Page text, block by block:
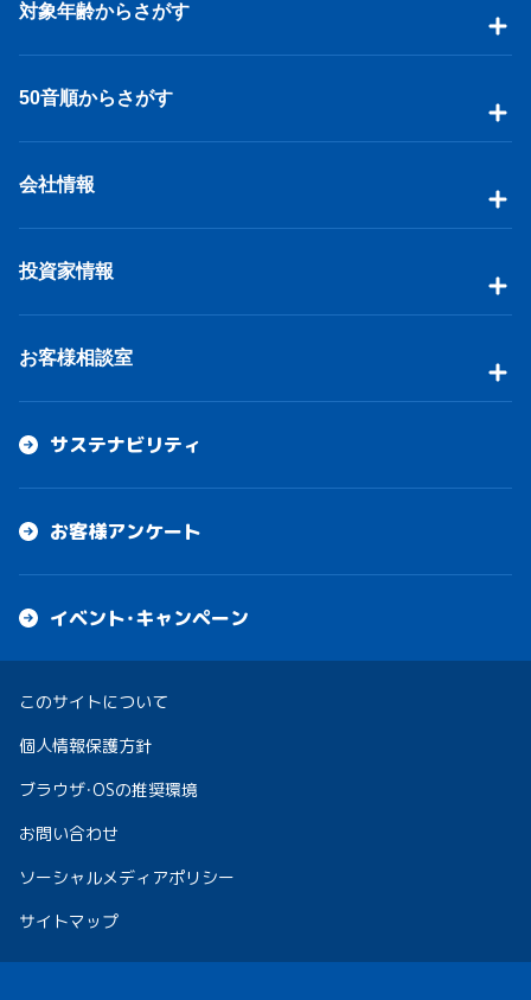
対象年齢からさがす
50音順からさがす
会社情報
投資家情報
お客様相談室
サステナビリティ
お客様アンケート
イベント・キャンペーン
このサイトについて
個人情報保護方針
ブラウザ・OSの推奨環境
お問い合わせ
ソーシャルメディアポリシー
サイトマップ